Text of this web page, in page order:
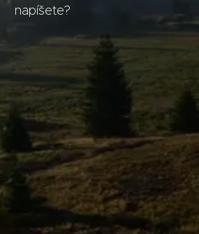
napíšete?